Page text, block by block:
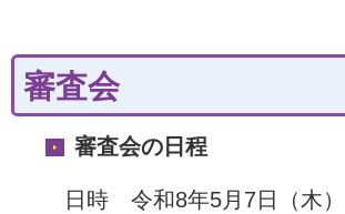
審査会
審査会の日程
日時 令和8年5月7日（木